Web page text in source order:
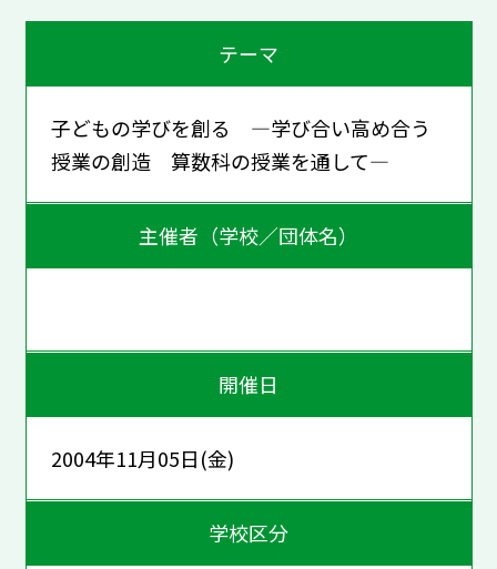
テーマ
子どもの学びを創る ―学び合い高め合う
授業の創造 算数科の授業を通して―
主催者（学校／団体名）
開催日
2004年11月05日(金)
学校区分